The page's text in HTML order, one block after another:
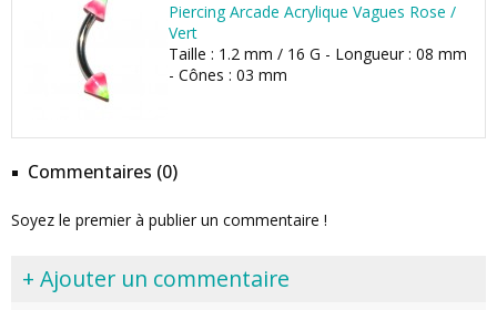
Piercing Arcade Acrylique Vagues Rose /
Vert
Taille : 1.2 mm / 16 G - Longueur : 08 mm
- Cônes : 03 mm
Commentaires (0)
Soyez le premier à publier un commentaire !
+ Ajouter un commentaire